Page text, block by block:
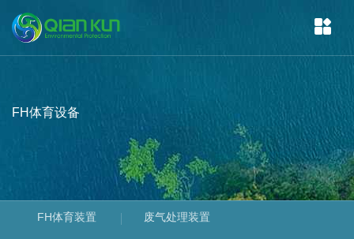
FH体育设备
FH体育装置 废气处理装置